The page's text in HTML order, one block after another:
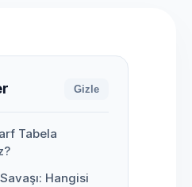
Gizle
Tabela
Hangisi